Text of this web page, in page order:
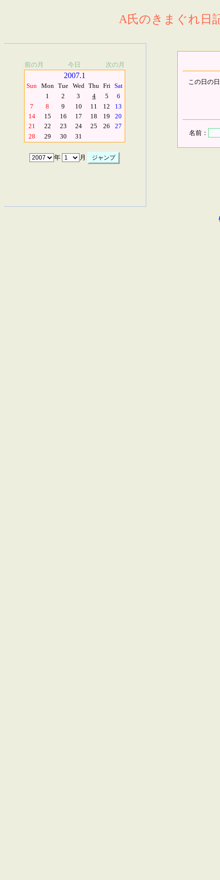
A氏のきまぐれ日
前の月 今日 次の月
2007.1
Sun Mon Tue Wed Thu Fri Sat
1
2 3 4 5
6
7
8 9 10 11 12
13
14
15 16 17 18 19
20
21
22 23 24 25 26
27
28
29 30 31
年 月
この日の
名前：